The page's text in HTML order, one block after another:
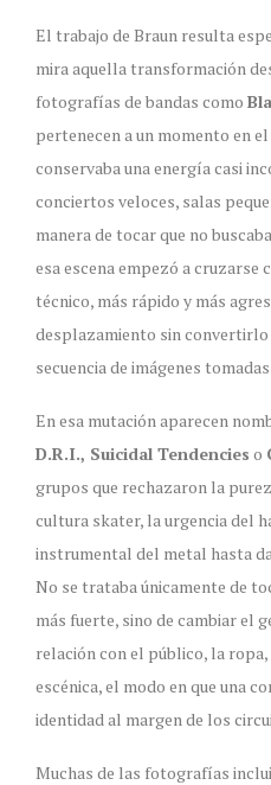
El trabajo de Braun resulta
mira aquella transformación
fotografías de bandas como
pertenecen a un momento en
conservaba una energía casi
conciertos veloces, salas
manera de tocar que no
esa escena empezó a cruzarse
técnico, más rápido y más
desplazamiento sin convertirlo
secuencia de imágenes
En esa mutación aparecen
D.R.I., Suicidal Tendencies o
grupos que rechazaron la
cultura skater, la urgencia del
instrumental del metal hasta
No se trataba únicamente de
más fuerte, sino de cambiar el
relación con el público, la
escénica, el modo en que una
identidad al margen de los
Muchas de las fotografías